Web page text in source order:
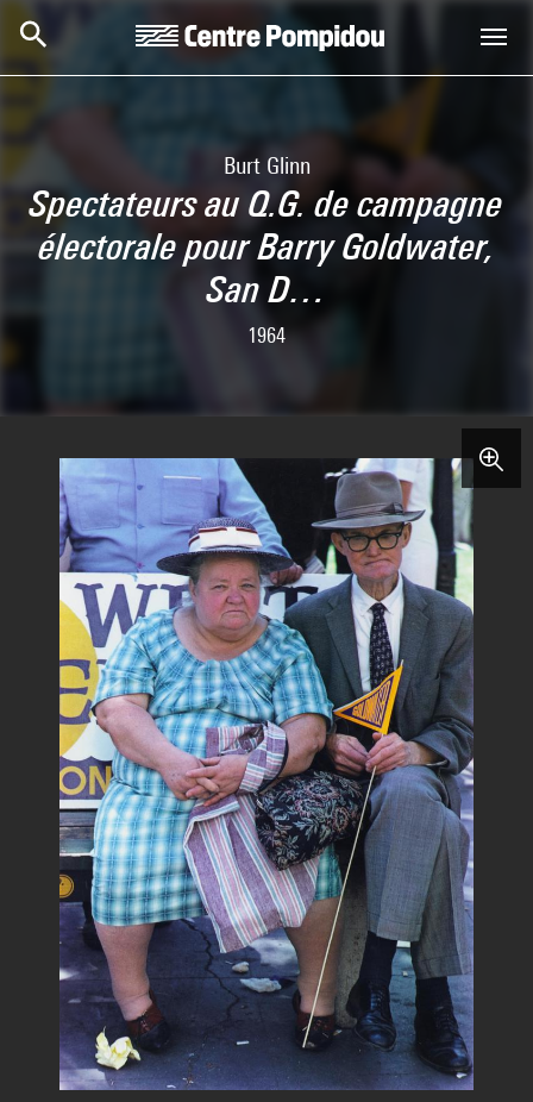
Skip to main content
Burt Glinn
Spectateurs au Q.G. de campagne
électorale pour Barry Goldwater,
San D…
1964